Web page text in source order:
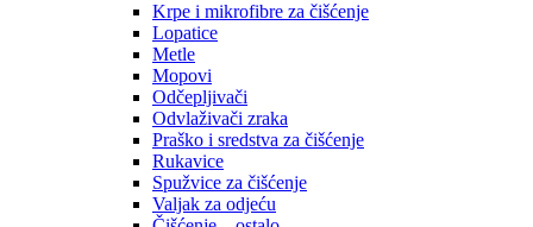
Krpe i mikrofibre za čišćenje
Lopatice
Metle
Mopovi
Odčepljivači
Odvlaživači zraka
Praško i sredstva za čišćenje
Rukavice
Spužvice za čišćenje
Valjak za odjeću